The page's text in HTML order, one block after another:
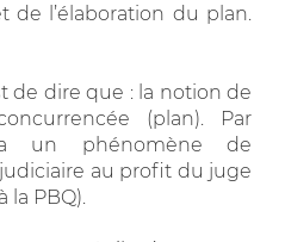
l’élaboration du plan.
de dire que : la notion de
(plan). Par
un phénomène de
au profit du juge
PBQ).